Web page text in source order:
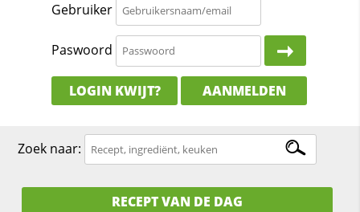
Gebruiker
Paswoord
LOGIN KWIJT? AANMELDEN
Zoek naar:
RECEPT VAN DE DAG